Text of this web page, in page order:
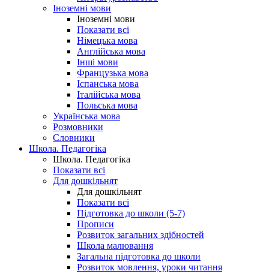
Іноземні мови
Іноземні мови
Показати всі
Німецька мова
Англійська мова
Інші мови
Французька мова
Іспанська мова
Італійська мова
Польська мова
Українська мова
Розмовники
Словники
Школа. Педагогіка
Школа. Педагогіка
Показати всі
Для дошкільнят
Для дошкільнят
Показати всі
Підготовка до школи (5-7)
Прописи
Розвиток загальних здібностей
Школа малювання
Загальна підготовка до школи
Розвиток мовлення, уроки читання